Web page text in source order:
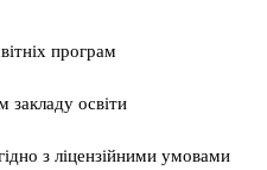
програм
закладу освіти
з ліцензійними умовами